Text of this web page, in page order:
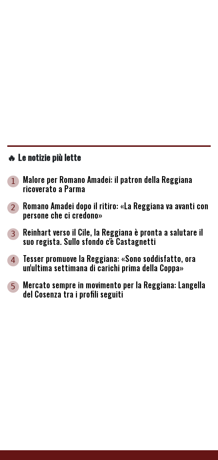
🔥 Le notizie più lette
1 Malore per Romano Amadei: il patron della Reggiana
ricoverato a Parma
2 Romano Amadei dopo il ritiro: «La Reggiana va avanti con
persone che ci credono»
3 Reinhart verso il Cile, la Reggiana è pronta a salutare il
suo regista. Sullo sfondo c'è Castagnetti
4 Tesser promuove la Reggiana: «Sono soddisfatto, ora
un'ultima settimana di carichi prima della Coppa»
5 Mercato sempre in movimento per la Reggiana: Langella
del Cosenza tra i profili seguiti